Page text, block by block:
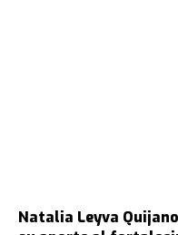
Natalia Leyva